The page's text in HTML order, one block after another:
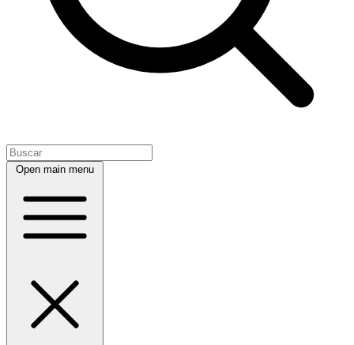
Open main menu